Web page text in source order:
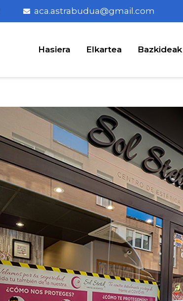
aca.astrabudua@gmail.com
Hasiera Elkartea Bazkideak